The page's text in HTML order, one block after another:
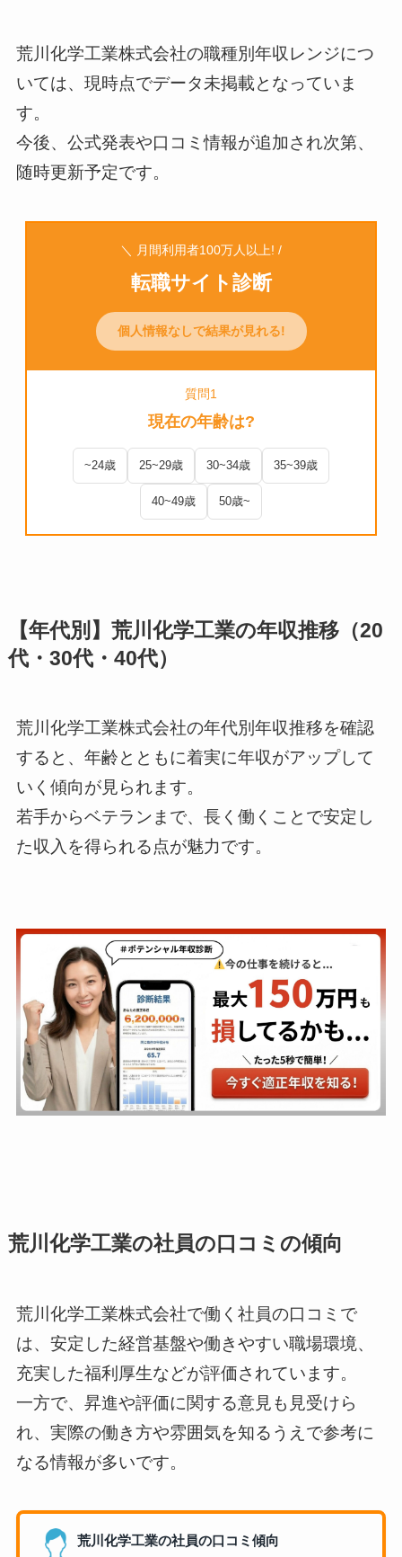
荒川化学工業株式会社の職種別年収レンジにつ
いては、現時点でデータ未掲載となっていま
す。
今後、公式発表や口コミ情報が追加され次第、
随時更新予定です。
＼ 月間利用者100万人以上! /
転職サイト診断
個人情報なしで結果が見れる!
質問1
現在の年齢は?
~24歳 25~29歳 30~34歳 35~39歳
40~49歳 50歳~
【年代別】荒川化学工業の年収推移（20
代・30代・40代）
荒川化学工業株式会社の年代別年収推移を確認
すると、年齢とともに着実に年収がアップして
いく傾向が見られます。
若手からベテランまで、長く働くことで安定し
た収入を得られる点が魅力です。
荒川化学工業の社員の口コミの傾向
荒川化学工業株式会社で働く社員の口コミで
は、安定した経営基盤や働きやすい職場環境、
充実した福利厚生などが評価されています。
一方で、昇進や評価に関する意見も見受けら
れ、実際の働き方や雰囲気を知るうえで参考に
なる情報が多いです。
荒川化学工業の社員の口コミ傾向